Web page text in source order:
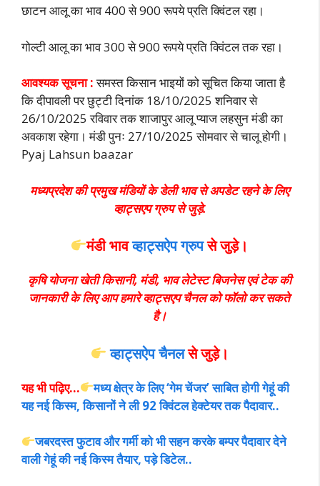
छाटन आलू का भाव 400 से 900 रूपये प्रति क्विंटल रहा।
गोल्टी आलू का भाव 300 से 900 रूपये प्रति क्विंटल तक रहा।
आवश्यक सूचना :समस्त किसान भाइयों को सूचित किया जाता है
कि दीपावली पर छुट्टी दिनांक 18/10/2025 शनिवार से
26/10/2025 रविवार तक शाजापुर आलू प्याज लहसुन मंडी का
अवकाश रहेगा। मंडी पुनः 27/10/2025 सोमवार से चालू होगी।
Pyaj Lahsun baazar
मध्यप्रदेश की प्रमुख मंडियों के डेली भाव से अपडेट रहने के लिए
व्हाट्सएप ग्रुप से जुड़े.
मंडी भावव्हाट्सऐप ग्रुपसेजुड़े।
कृषि योजना खेती किसानी, मंडी, भाव लेटेस्ट बिजनेस एवं टेक की
जानकारी के लिए आप हमारे व्हाट्सएप चैनल को फॉलो कर सकते
है।
व्हाट्सऐप चैनलसे जुड़े।
यह भी पढ़िए…
मध्य क्षेत्र के लिए ‘गेम चेंजर’ साबित होगी गेहूं की
यह नई किस्म, किसानों ने ली 92 क्विंटल हेक्टेयर तक पैदावार..
जबरदस्त फुटाव और गर्मी को भी सहन करके बम्पर पैदावार देने
वाली गेहूं की नई किस्म तैयार, पड़े डिटेल..